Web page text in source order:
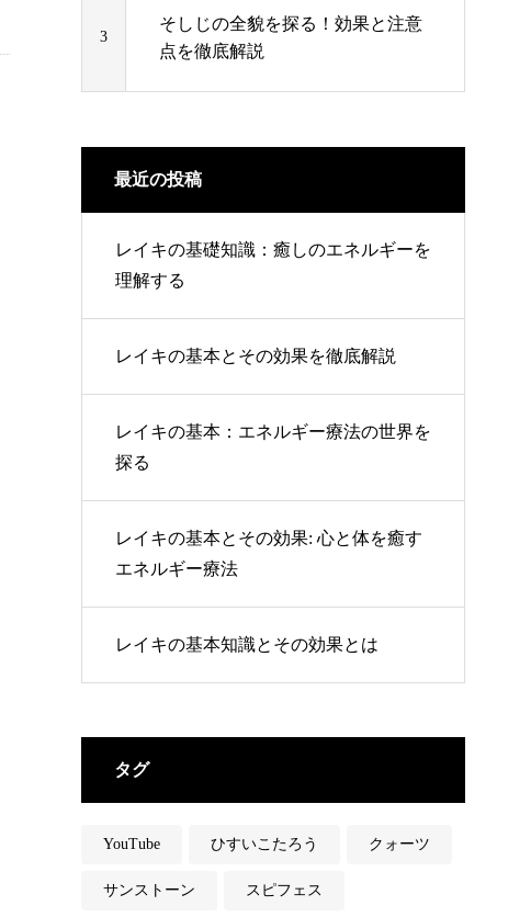
3
そしじの全貌を探る！効果と注意
点を徹底解説
最近の投稿
レイキの基礎知識：癒しのエネルギーを
理解する
レイキの基本とその効果を徹底解説
レイキの基本：エネルギー療法の世界を
探る
レイキの基本とその効果: 心と体を癒す
エネルギー療法
レイキの基本知識とその効果とは
タグ
YouTube ひすいこたろう クォーツ
サンストーン スピフェス